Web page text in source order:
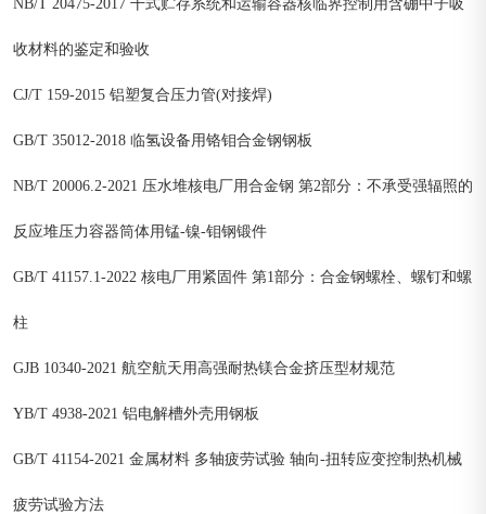
NB/T 20475-2017 干式贮存系统和运输容器核临界控制用含硼中子吸
收材料的鉴定和验收
CJ/T 159-2015 铝塑复合压力管(对接焊)
GB/T 35012-2018 临氢设备用铬钼合金钢钢板
NB/T 20006.2-2021 压水堆核电厂用合金钢 第2部分：不承受强辐照的
反应堆压力容器筒体用锰-镍-钼钢锻件
GB/T 41157.1-2022 核电厂用紧固件 第1部分：合金钢螺栓、螺钉和螺
柱
GJB 10340-2021 航空航天用高强耐热镁合金挤压型材规范
YB/T 4938-2021 铝电解槽外壳用钢板
GB/T 41154-2021 金属材料 多轴疲劳试验 轴向-扭转应变控制热机械
疲劳试验方法